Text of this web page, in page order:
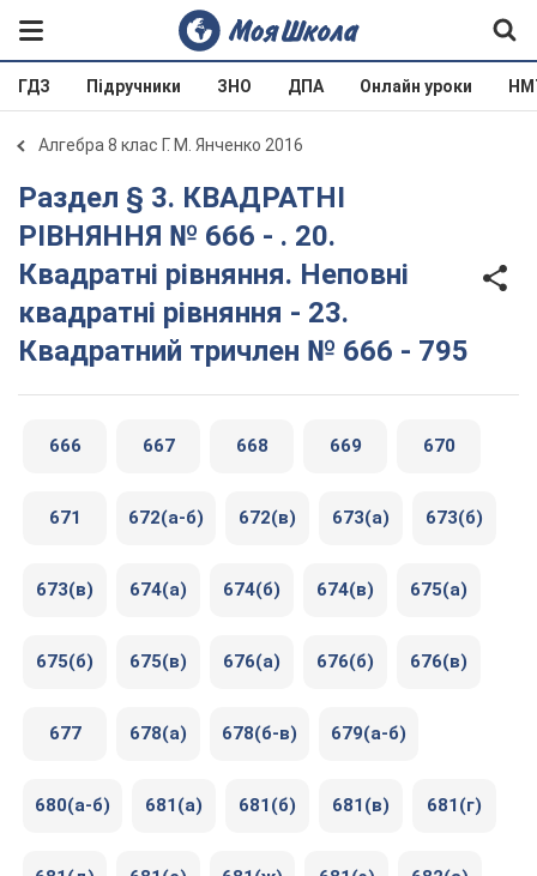
ГДЗ Підручники ЗНО ДПА Онлайн уроки
Алгебра 8 клас Г. М. Янченко 2016
Раздел § 3. КВАДРАТНІ
РІВНЯННЯ № 666 - . 20.
Квадратні рівняння. Неповні
квадратні рівняння - 23.
Квадратний тричлен № 666 - 795
666 667 668 669 670
671 672(а-б) 672(в) 673(а) 673(б)
673(в) 674(а) 674(б) 674(в) 675(а)
675(б) 675(в) 676(а) 676(б) 676(в)
677 678(а) 678(б-в) 679(а-б)
680(а-б) 681(а) 681(б) 681(в) 681(г)